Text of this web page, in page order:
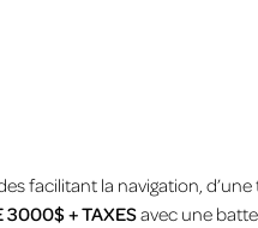
facilitant la navigation,
3000$ + TAXESavec une